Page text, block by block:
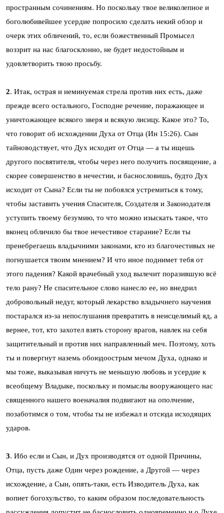
пространным сочинениям. Но поскольку твое великолепное и
боголюбивейшее усердие попросило сделать некий обзор и
очерк этих обличений, то, если божественный Промысел
воззрит на нас благосклонно, не будет недостойным и
удовлетворить твою просьбу.
2. Итак, острая и неминуемая стрела против них есть, даже
прежде всего остального, Господне речение, поражающее и
уничтожающее всякого зверя и всякую лисицу. Какое это? То,
что говорит об исхождении Духа от Отца (Ин 15:26). Сын
тайноводствует, что Дух исходит от Отца — а ты ищешь
другого посвятителя, чтобы через него получить посвящение, а
скорее совершенство в нечестии, и баснословишь, будто Дух
исходит от Сына? Если ты не побоялся устремиться к тому,
чтобы заставить учения Спасителя, Создателя и Законодателя
уступить твоему безумию, то что можно изыскать такое, что
вконец обличило бы твое нечестивое старание? Если ты
пренебрегаешь владычними законами, кто из благочестивых не
погнушается твоим мнением? И что иное поднимет тебя от
этого падения? Какой врачебный уход вылечит поразившую всё
тело рану? Не спасительное слово нанесло ее, но внедрил
добровольный недуг, который лекарство владычнего научения
постарался из-за непослушания превратить в неисцелимый яд, а
вернее, тот, кто захотел взять сторону врагов, навлек на себя
защитительный и против них направленный меч. Поэтому, хоть
ты и повергнут наземь обоюдоострым мечом Духа, однако и
мы тоже, выказывая ничуть не меньшую любовь и усердие к
всеобщему Владыке, поскольку и помыслы вооружающего нас
священного нашего военачалия подвигают на ополчение,
позаботимся о том, чтобы ты не избежал и отсюда исходящих
ударов.
3. Ибо если и Сын, и Дух производятся от одной Причины,
Отца, пусть даже Один через рождение, а Другой — через
исхождение, а Сын, опять-таки, есть Изводитель Духа, как
вопиет богохульство, то каким образом последовательность